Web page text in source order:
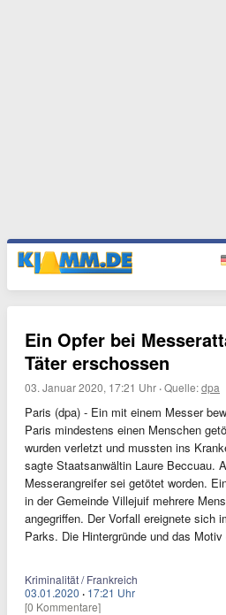
Ein Opfer bei
Täter erschossen
03. Januar 2020, 17:21 Uhr ·Quelle:dpa
Paris (dpa) - Ein mit einem Messer
Paris mindestens einen Menschen
wurden verletzt und mussten ins
sagte Staatsanwältin Laure Beccuau.
Messerangreifer sei getötet worden.
in der Gemeinde Villejuif mehrere
angegriffen. Der Vorfall ereignete sich
Parks. Die Hintergründe und das
Kriminalität / Frankreich
03.01.2020 · 17:21 Uhr
[0 Kommentare]